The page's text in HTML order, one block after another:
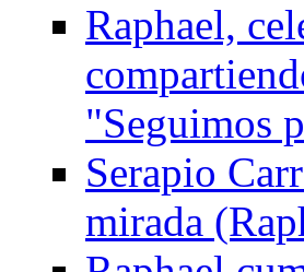
Raphael,
"Seguimos
Serapio
mirada